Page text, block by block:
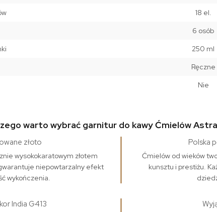
18 el.
6 osób
250 ml
Ręczne
Nie
warto wybrać garnitur do kawy Ćmielów
złoto
wysokokaratowym złotem
niepowtarzalny efekt
wykończenia.
Polska
Ćmielów od wieków
kunsztu i prestiżu.
India G413